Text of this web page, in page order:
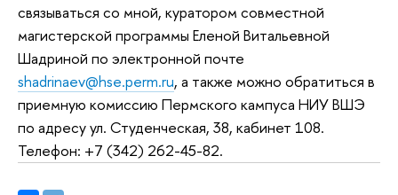
связываться со мной, куратором совместной
магистерской программы Еленой Витальевной
Шадриной по электронной почте
shadrinaev@hse.perm.ru, а также можно обратиться в
приемную комиссию Пермского кампуса НИУ ВШЭ
по адресу ул. Студенческая, 38, кабинет 108.
Телефон: +7 (342) 262-45-82.